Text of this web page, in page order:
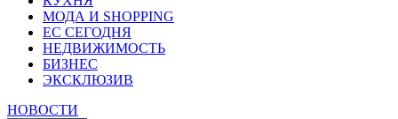
МОДА И SHOPPING
ЕС СЕГОДНЯ
НЕДВИЖИМОСТЬ
БИЗНЕС
ЭКСКЛЮЗИВ
НОВОСТИ